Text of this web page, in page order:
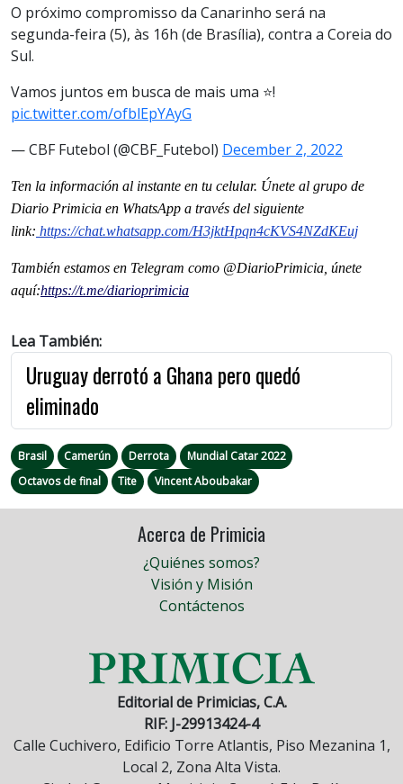
O próximo compromisso da Canarinho será na
segunda-feira (5), às 16h (de Brasília), contra a Coreia do
Sul.
Vamos juntos em busca de mais uma ⭐️!
pic.twitter.com/ofblEpYAyG
— CBF Futebol (@CBF_Futebol) December 2, 2022
Ten la información al instante en tu celular. Únete al grupo de
Diario Primicia en WhatsApp a través del siguiente
link: https://chat.whatsapp.com/H3jktHpqn4cKVS4NZdKEuj
También estamos en Telegram como @DiarioPrimicia, únete
aquí:https://t.me/diarioprimicia
Lea También:
Uruguay derrotó a Ghana pero quedó
eliminado
Brasil Camerún Derrota
Mundial Catar 2022
Octavos de final
Tite Vincent Aboubakar
Acerca de Primicia
¿Quiénes somos?
Visión y Misión
Contáctenos
Editorial de Primicias, C.A.
RIF: J-29913424-4
Calle Cuchivero, Edificio Torre Atlantis, Piso Mezanina 1,
Local 2, Zona Alta Vista.